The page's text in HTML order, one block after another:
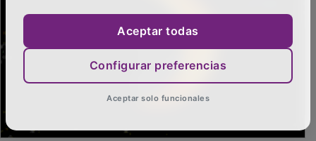
Aceptar todas
Configurar preferencias
Aceptar solo funcionales